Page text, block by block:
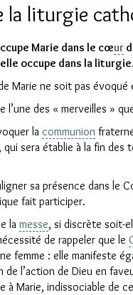
la liturgie
Marie dans le cœur
occupe dans la liturgie.
Marie ne soit pas évoqué
l’une des « merveilles »
la communion
sera établie à la fin des
sa présence dans le
fait participer.
la messe, si discrète soit-
de rappeler que le
femme : elle manifeste
l’action de Dieu en
à Marie, indissociable de